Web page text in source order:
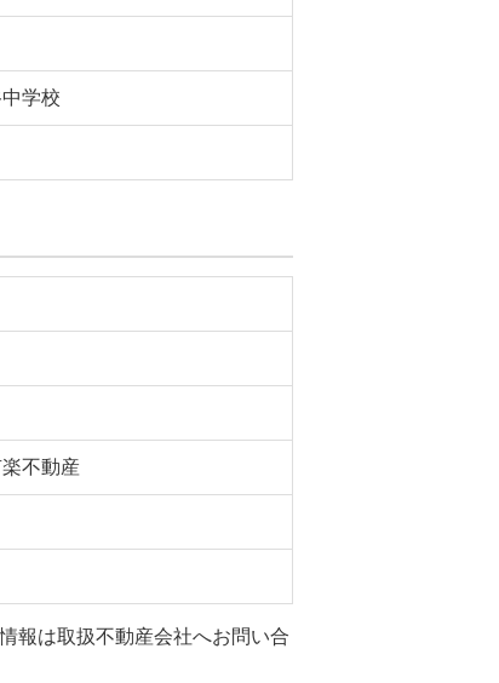
学校
不動産
報は取扱不動産会社へお問い合